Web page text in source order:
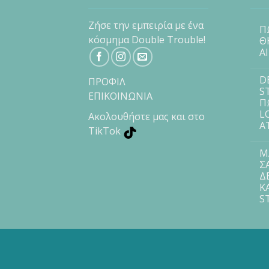
Ζήσε την εμπειρία με ένα
κόσμημα Double Trouble!
ΠΡΟΦΙΛ
ΕΠΙΚΟΙΝΩΝΙΑ
Ακολουθήστε μας και στο
TikTok